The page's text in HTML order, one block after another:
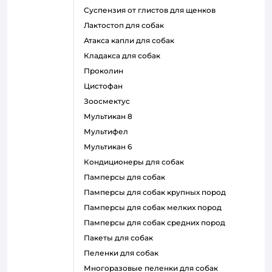
суспензия от глистов для щенков
лактостоп для собак
атакса капли для собак
кладакса для собак
проколин
цистофан
зоосмектус
мультикан 8
мультифел
мультикан 6
кондиционеры для собак
памперсы для собак
памперсы для собак крупных пород
памперсы для собак мелких пород
памперсы для собак средних пород
пакеты для собак
пеленки для собак
многоразовые пеленки для собак